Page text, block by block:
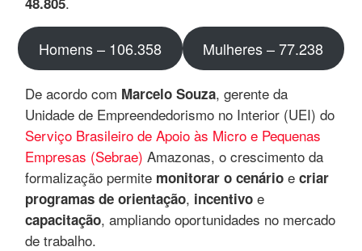
Homens – 106.358 Mulheres – 77.238
De acordo com Marcelo Souza, gerente da
Unidade de Empreendedorismo no Interior (UEI) do
Serviço Brasileiro de Apoio às Micro e Pequenas
Empresas (Sebrae) Amazonas, o crescimento da
formalização permite monitorar o cenário e criar
programas de orientação, incentivo e
capacitação, ampliando oportunidades no mercado
de trabalho.